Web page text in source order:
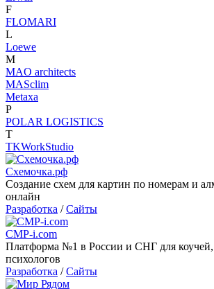
F
FLOMARI
L
Loewe
M
MAO architects
MASclim
Metaxa
P
POLAR LOGISTICS
T
TKWorkStudio
Схемочка.рф
Создание схем для картин по номерам и
онлайн
Разработка / Сайты
CMP-i.com
Платформа №1 в России и СНГ для
психологов
Разработка / Сайты